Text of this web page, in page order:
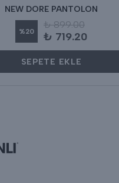
NEW DORE PANTOLON
%20
₺ 899.00
₺ 719.20
SEPETE EKLE